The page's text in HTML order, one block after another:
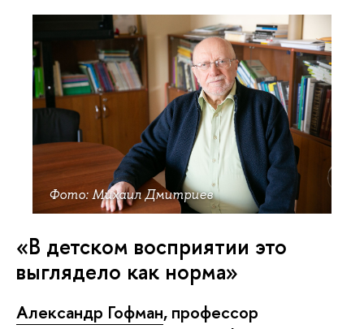
Фото: Михаил Дмитриев
«В детском восприятии это
выглядело как норма»
Александр Гофман, профессор